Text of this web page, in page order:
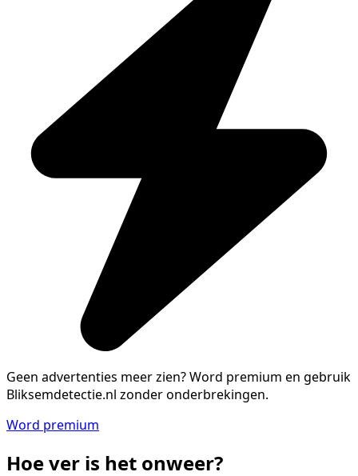
Geen advertenties meer zien?Word premium en gebruik
Bliksemdetectie.nl zonder onderbrekingen.
Word premium
Hoe ver is het onweer?